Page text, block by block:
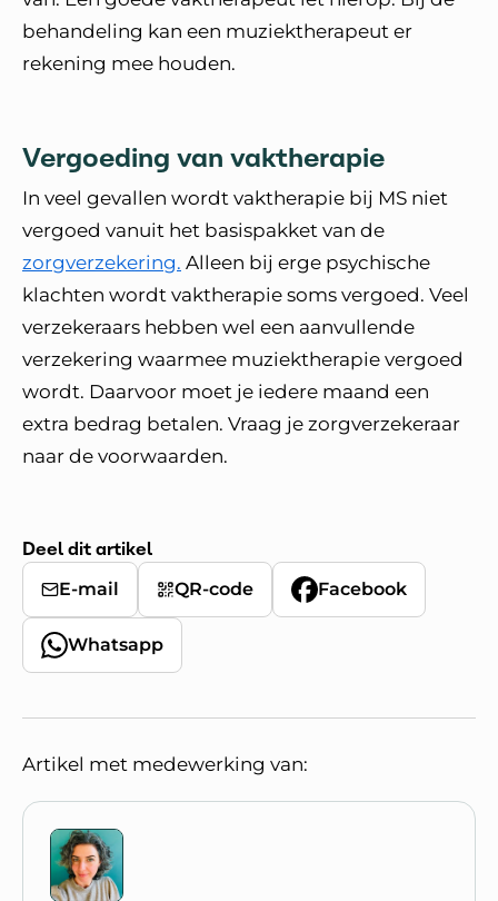
behandeling kan een muziektherapeut er
rekening mee houden.
Vergoeding van vaktherapie
In veel gevallen wordt vaktherapie bij MS niet
vergoed vanuit het basispakket van de
zorgverzekering. Alleen bij erge psychische
klachten wordt vaktherapie soms vergoed. Veel
verzekeraars hebben wel een aanvullende
verzekering waarmee muziektherapie vergoed
wordt. Daarvoor moet je iedere maand een
extra bedrag betalen. Vraag je zorgverzekeraar
naar de voorwaarden.
Deel dit artikel
E-mail QR-code Facebook
Whatsapp
Artikel met medewerking van: